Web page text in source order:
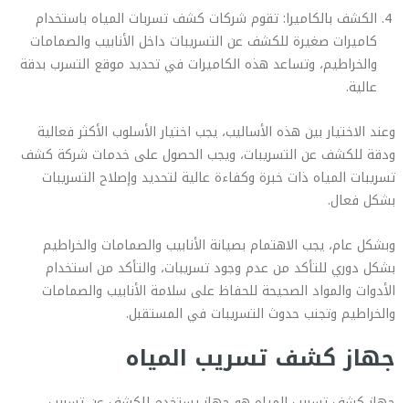
الكشف بالكاميرا: تقوم شركات كشف تسربات المياه باستخدام
كاميرات صغيرة للكشف عن التسريبات داخل الأنابيب والصمامات
والخراطيم، وتساعد هذه الكاميرات في تحديد موقع التسرب بدقة
عالية.
وعند الاختيار بين هذه الأساليب، يجب اختيار الأسلوب الأكثر فعالية
ودقة للكشف عن التسريبات، ويجب الحصول على خدمات شركة كشف
تسريبات المياه ذات خبرة وكفاءة عالية لتحديد وإصلاح التسريبات
بشكل فعال.
وبشكل عام، يجب الاهتمام بصيانة الأنابيب والصمامات والخراطيم
بشكل دوري للتأكد من عدم وجود تسريبات، والتأكد من استخدام
الأدوات والمواد الصحيحة للحفاظ على سلامة الأنابيب والصمامات
والخراطيم وتجنب حدوث التسريبات في المستقبل.
جهاز كشف تسريب المياه